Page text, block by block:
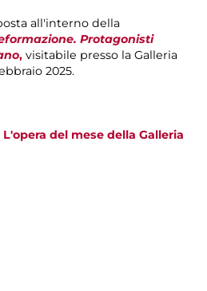
all'interno della
Protagonisti
, visitabile presso la Galleria
2025.
L'opera del mese della Galleria